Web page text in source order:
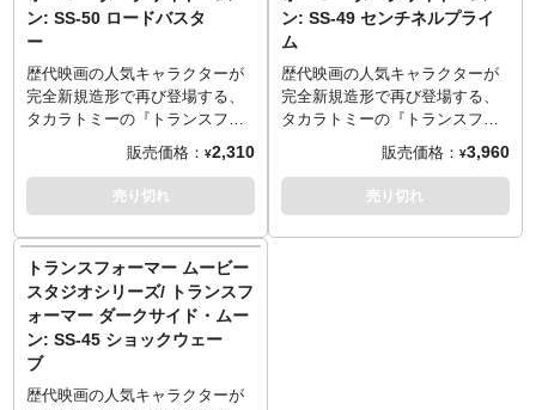
でアニバーサリーに華を添えま
す。EXバージョンではさらに同
スケールの「イゴール」が追加
付属！
～ご注意事項～以下ご了承の上
ご予約をお願いいたします～
■発売時期につきましては予定と
なりますため、大幅に遅れや前
倒しとなる場合もございます。
■ご予約いただいた時点で、商品
代金のうち「\50,000」を内金と
マー ダークサイド・ムーン』
版。半壊した頭部にはLEDライ
トアップを搭載し、怪しく発
光。3D立体造形を使ったパーツ
を増やすことで情報量の多いデ
ジ感や錆びたボディへ説得力を
持たせます。右腕は差し替えす
ることで、散弾銃型フュージョ
を演出。登場時にまとっていた
マント、背部へのマウント専用
のフュージョンカノン、自由に
設置できるスカルペルをアクセ
サリーとして付属し、豪華仕様
でアニバーサリーに華を添えま
す。
しい曲線に油臭い武器という全
体の構成が「エイダ」のキャラ
クター性を見事に演出していま
す。トミーガンを持つ腕は、ス
ナイパーライフルを持つ腕への
計3種（ショートカット、襟足あ
り、サングラス着用）を用意
し、差し替えることで簡単に雰
ン: SS-50 ロードバスタ
ー
歴代映画の人気キャラクターが
完全新規造形で再び登場する、
タカラトミーの『トランスフォ
ーマー』スタジオシリーズ！オ
ートボットの特殊部隊、レッカ
ーズの攻撃指揮官「ロードバス
ター」がラインナップです。肩
インパラに変形。映画本編に登
場するバトルビークルモードを
再現。
販売価格： ¥2,310
売り切れ
ン: SS-49 センチネルプライ
ム
歴代映画の人気キャラクターが
完全新規造形で再び登場する、
タカラトミーの『トランスフォ
ーマー』スタジオシリーズ！オ
ートボットの偉大なるリーダ
ー、オプティマスの先代のプラ
イムである「センチネルプライ
販売価格： ¥3,960
売り切れ
トランスフォーマー ムービー
スタジオシリーズ/ トランスフ
ォーマー ダークサイド・ムー
ン: SS-45 ショックウェー
ブ
歴代映画の人気キャラクターが